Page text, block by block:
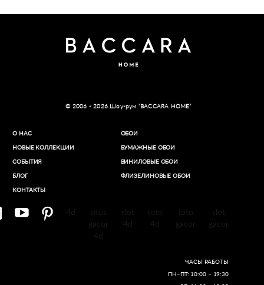
© 2006 - 2026 Шоу-рум “BACCARA HOME”
О НАС
НОВЫЕ КОЛЛЕКЦИИ
СОБЫТИЯ
БЛОГ
КОНТАКТЫ
ОБОИ
БУМАЖНЫЕ ОБОИ
ВИНИЛОВЫЕ ОБОИ​
ФЛИЗЕЛИНОВЫЕ ОБОИ
ЧАСЫ РАБОТЫ
ПН–ПТ: 10:00 – 19:30